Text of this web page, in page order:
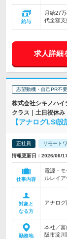
給与
月給27
代全額
求人詳細
志望動機・自己PR不要
株式会社シキノハ
クラス｜土日祝休み
【アナログLSI
正社員 リモート
情報更新日：2026/06/
仕事内容
電源・
ルレイ
対象と
なる方
アナロ
勤務地
本社／
阪市淀